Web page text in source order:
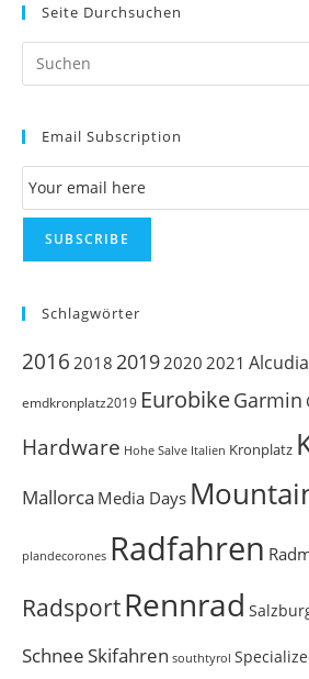
Seite Durchsuchen
Email Subscription
Email Subscription
SUBSCRIBE
Schlagwörter
2016 2018 20192020 2021 Alcudia
emdkronplatz2019 EurobikeGarmin
Hardware Hohe Salve Italien Kronplatz
Mallorca Media Days
plandecorones Radfahren
RadsportRennrad
Schnee Skifahren southtyrol